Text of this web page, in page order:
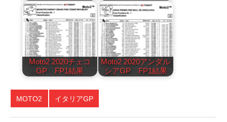
Moto2 2020チェコ
GP FP1結果
Moto2 2020アンダル
シアGP FP1結果
MOTO2 イタリアGP